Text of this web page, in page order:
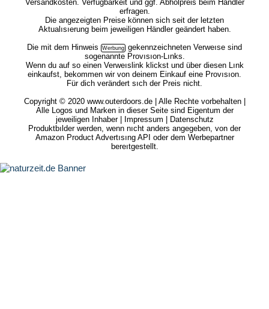
Versandkosten. Verfügbarkeit und ggf. Abholpreis beim Händler
erfragen.
Die angezeigten Preise können sich seit der letzten
Aktualısıerung beim jeweiligen Händler geändert haben.
Die mit dem Hinweis
gekennzeichneten Verweıse sind
sogenannte Provısıon-Lınks.
Wenn du auf so einen Verweıslink klickst und über diesen Lınk
einkaufst, bekommen wir von deinem Einkauf eine Provısıon.
Für dich verändert sıch der Preis nicht.
Copyright © 2020 www.outerdoors.de | Alle Rechte vorbehalten |
Alle Logos und Marken in dieser Seite sind Eigentum der
jeweiligen Inhaber |
Impressum
Datenschutz
Produktbılder werden, wenn nıcht anders angegeben, von der
Amazon Product Advertısıng API oder dem Werbepartner
bereıtgestellt.